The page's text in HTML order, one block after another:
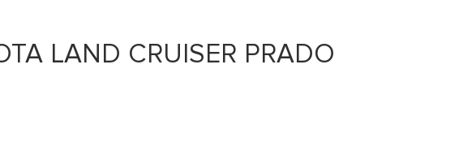
LAND CRUISER PRADO